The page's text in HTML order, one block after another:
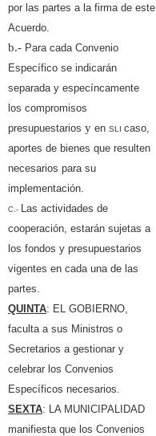
por las partes a la firma de este
Acuerdo.
b.- Para cada Convenio
Específico se indicarán
separada y especíncamente
los compromisos
presupuestarios y en SLI caso,
aportes de bienes que resulten
necesarios para su
implementación.
C.-
Las actividades de
cooperación, estarán sujetas a
los fondos y presupuestarios
vigentes en cada una de las
partes.
QUINTA: EL GOBIERNO,
faculta a sus Ministros o
Secretarios a gestionar y
celebrar los Convenios
Específicos necesarios.
SEXTA: LA MUNICIPALIDAD
manifiesta que los Convenios